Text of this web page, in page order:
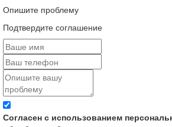
Опишите проблему
Подтвердите соглашение
Согласен с использованием